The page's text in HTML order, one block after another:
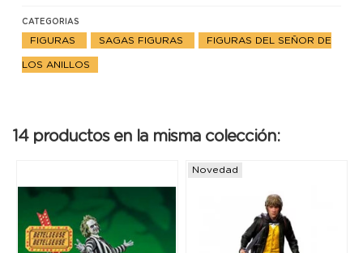
CATEGORIAS
FIGURAS SAGAS FIGURAS FIGURAS DEL SEÑOR DE
LOS ANILLOS
14 productos en la misma colección:
Novedad